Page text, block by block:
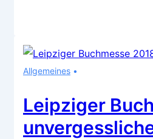
Allgemeines
Leipziger